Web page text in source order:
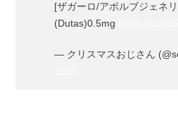
[ザガーロ/アボルブジェネ
(Dutas)0.5mg
— クリスマスおじさん